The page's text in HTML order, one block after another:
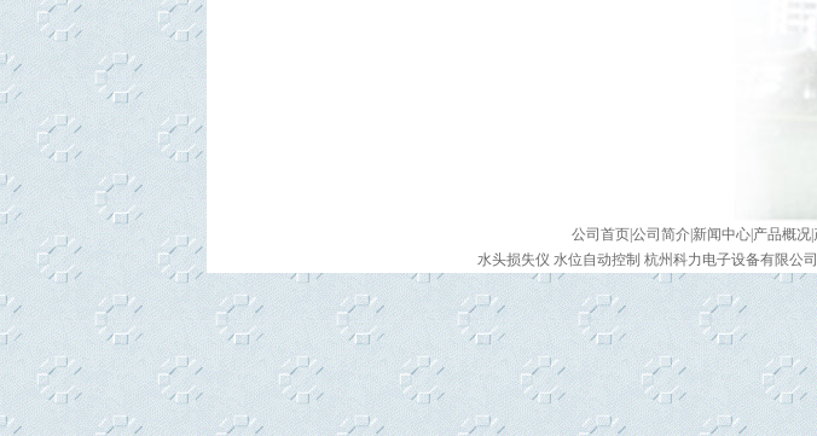
公司首页公司简介 新闻中心 产品概况
水头损失仪 水位自动控制 杭州科力电子设备有限公